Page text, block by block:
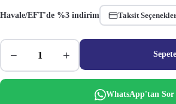
Havale/EFT'de %3 indirim Taksit
− +
WhatsApp'tan Sor